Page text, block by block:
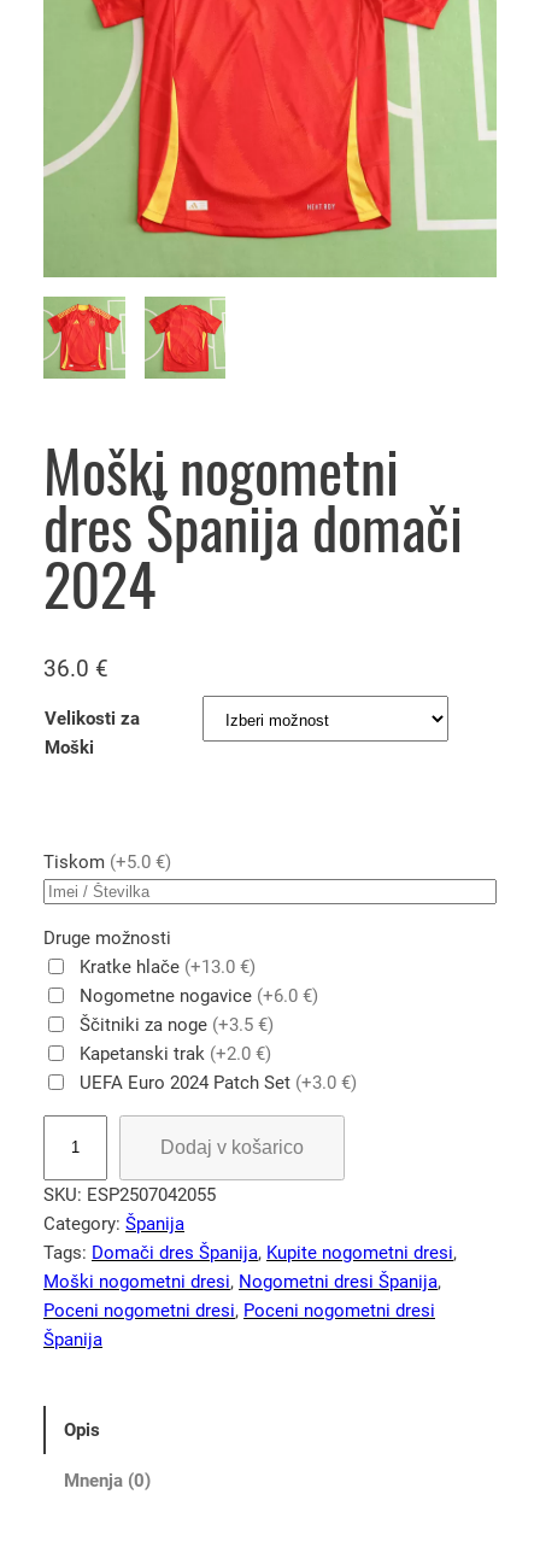
Moški nogometni
dres Španija domači
2024
36.0 €
Velikosti za
Moški
Tiskom (+5.0 €)
Druge možnosti
Kratke hlače (+13.0 €)
Nogometne nogavice (+6.0 €)
Ščitniki za noge (+3.5 €)
Kapetanski trak (+2.0 €)
UEFA Euro 2024 Patch Set (+3.0 €)
š
k
i
n
o
g
Dodaj v košarico
SKU: ESP2507042055
Category: Španija
Tags: Domači dres Španija, Kupite nogometni dresi
Moški nogometni dresi, Nogometni dresi Španija
Poceni nogometni dresi, Poceni nogometni dresi
Španija
Opis
Mnenja (0)